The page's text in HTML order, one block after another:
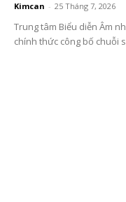
Kimcan - 25 Tháng 7, 2026
Trung tâm Biểu diễn Âm
chính thức công bố chuỗi